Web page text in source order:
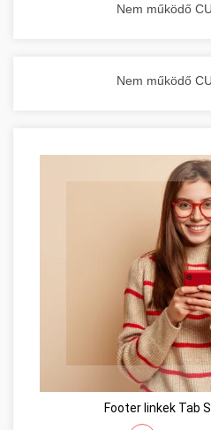
Nem működő
Nem működő
Footer linkek Tab